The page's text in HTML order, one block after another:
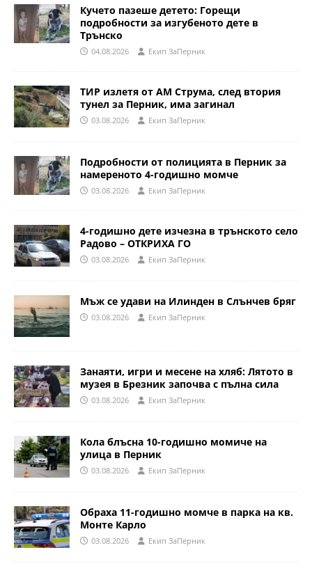
Кучето пазеше детето: Горещи
подробности за изгубеното дете в
Трънско
04.08.2026 Eкип ЗаПерник
ТИР излетя от АМ Струма, след втория
тунел за Перник, има загинал
03.08.2026 Eкип ЗаПерник
Подробности от полицията в Перник за
намереното 4-годишно момче
03.08.2026 Eкип ЗаПерник
4-годишно дете изчезна в трънското село
Радово – ОТКРИХА ГО
03.08.2026 Eкип ЗаПерник
Мъж се удави на Илинден в Слънчев бряг
03.08.2026 Eкип ЗаПерник
Занаяти, игри и месене на хляб: Лятото в
музея в Брезник започва с пълна сила
03.08.2026 Eкип ЗаПерник
Кола блъсна 10-годишно момиче на
улица в Перник
03.08.2026 Eкип ЗаПерник
Обраха 11-годишно момче в парка на кв.
Монте Карло
03.08.2026 Eкип ЗаПерник